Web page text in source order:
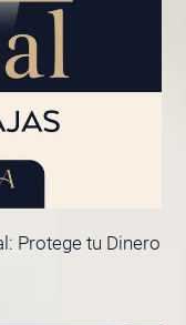
Protege tu Dinero